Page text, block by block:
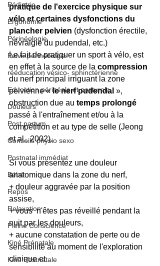
Pédiatrie
Ergonomie
Périnéologie
Pelvi- périnéologie
rééducation vésico- sphinctérienne
Education périnéale et posturale
Douleurs
Post partum
Conseils physio sexo
Postnatal immédiat
Bébé
Repos
Relaxation
Pleine Conscience
Kiné Prénatale
Kiné Postnatale
pratique de l'exercice physique sur
vélo et certaines dysfonctions du
plancher pelvien (dysfonction érectile,
névralgie du pudendal, etc.)
Le fait de pratiquer un sport à vélo, est
en effet à la source de la compression
du nerf principal irriguant la zone
pelvienne « le nerf pudendal »,
obstruction due au temps prolongé
passé à l'entraînement et/ou à la
compétition et au type de selle (Jeong
et al., 2002).
Si vous présentez une douleur
anatomique dans la zone du nerf,
+ douleur aggravée par la position
assise,
+ vous  n'êtes pas réveillé pendant la
nuit par les douleurs,
+ aucune constatation de perte ou de
sensibilité au moment de l'exploration
clinique et